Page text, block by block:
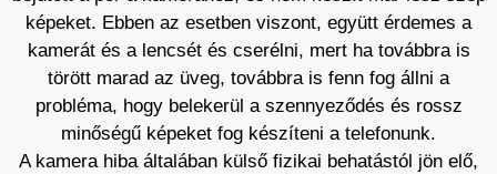
képeket. Ebben az esetben viszont, együtt érdemes a
kamerát és a lencsét és cserélni, mert ha továbbra is
törött marad az üveg, továbbra is fenn fog állni a
probléma, hogy belekerül a szennyeződés és rossz
minőségű képeket fog készíteni a telefonunk.
A kamera hiba általában külső fizikai behatástól jön elő,